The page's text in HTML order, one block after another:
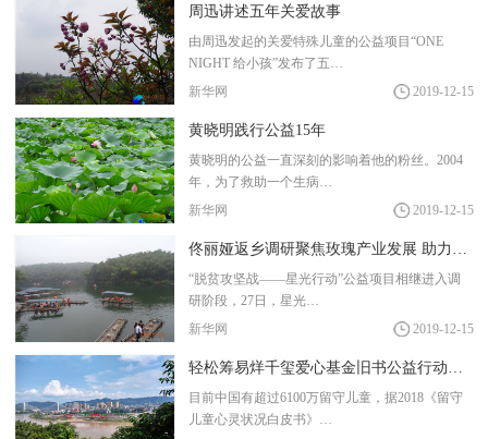
周迅讲述五年关爱故事
由周迅发起的关爱特殊儿童的公益项目“ONE
NIGHT 给小孩”发布了五…
新华网
2019-12-15
黄晓明践行公益15年
黄晓明的公益一直深刻的影响着他的粉丝。2004
年，为了救助一个生病…
新华网
2019-12-15
“脱贫攻坚战——星光行动”公益项目相继进入调
研阶段，27日，星光…
新华网
2019-12-15
轻松筹易烊千玺爱心基金旧书公益行动燃爆寒冬
目前中国有超过6100万留守儿童，据2018《留守
儿童心灵状况白皮书》…